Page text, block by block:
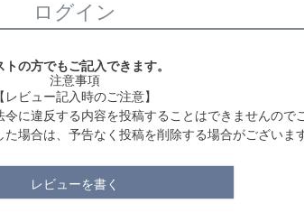
ログイン
トの方でもご記入できます。
注意事項
【レビュー記入時のご注意】
に違反する内容を投稿することはできませんので
場合は、予告なく投稿を削除する場合がございます
レビューを書く